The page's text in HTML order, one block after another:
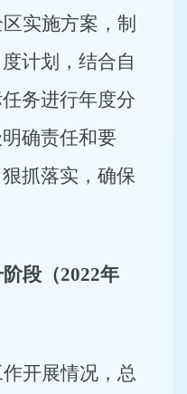
实施方案，制
计划，结合自
务进行年度分
确责任和要
抓落实，确保
阶段（2022年
开展情况，总